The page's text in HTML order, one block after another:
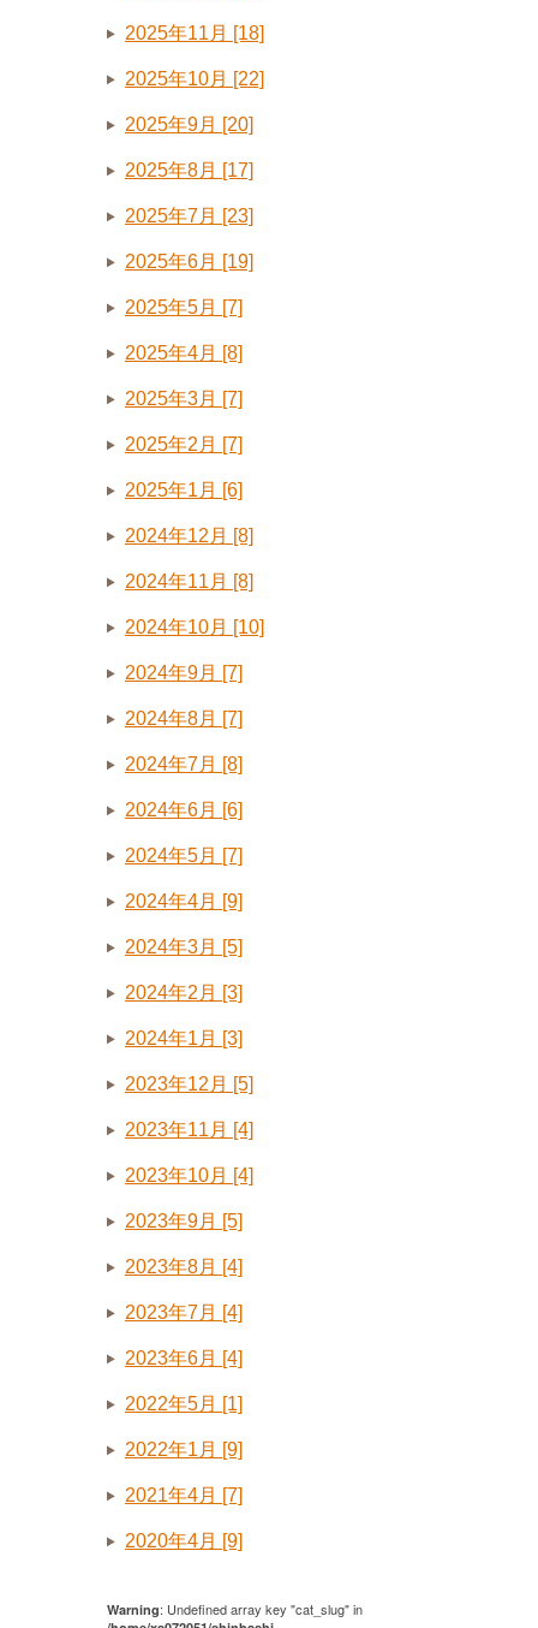
2025年11月 [18]
2025年10月 [22]
2025年9月 [20]
2025年8月 [17]
2025年7月 [23]
2025年6月 [19]
2025年5月 [7]
2025年4月 [8]
2025年3月 [7]
2025年2月 [7]
2025年1月 [6]
2024年12月 [8]
2024年11月 [8]
2024年10月 [10]
2024年9月 [7]
2024年8月 [7]
2024年7月 [8]
2024年6月 [6]
2024年5月 [7]
2024年4月 [9]
2024年3月 [5]
2024年2月 [3]
2024年1月 [3]
2023年12月 [5]
2023年11月 [4]
2023年10月 [4]
2023年9月 [5]
2023年8月 [4]
2023年7月 [4]
2023年6月 [4]
2022年5月 [1]
2022年1月 [9]
2021年4月 [7]
2020年4月 [9]
Warning: Undefined array key "cat_slug" in